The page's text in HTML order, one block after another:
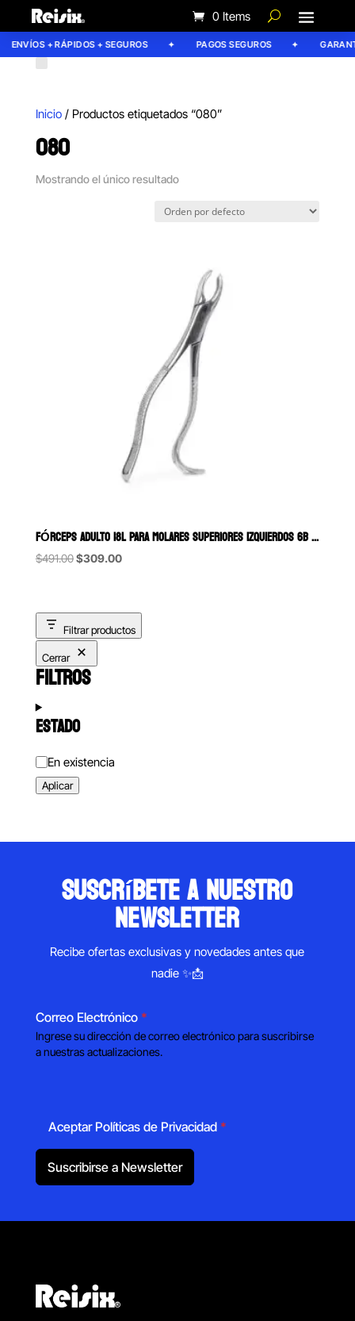
0 Items
ENVÍOS + RÁPIDOS + SEGUROS PAGOS SEGUROS
Inicio/ Productos etiquetados “080”
080
Mostrando el único resultado
FÓRCEPS ADULTO 18L PARA MOLARES SUPERIORES IZQUIERDOS 6B (080)
$491.00Original
$491.00.
$309.00Current
$309.00.
Filtrar productos
Cerrar
FILTROS
ESTADO
Estado
En existencia
Aplicar
suscríbete a nuestro
newsletter
Recibe ofertas exclusivas y novedades antes que
nadie ✨📩
Correo Electrónico *
Ingrese su dirección de correo electrónico para suscribirse
a nuestras actualizaciones.
Aceptar Políticas de Privacidad *
Suscribirse a Newsletter